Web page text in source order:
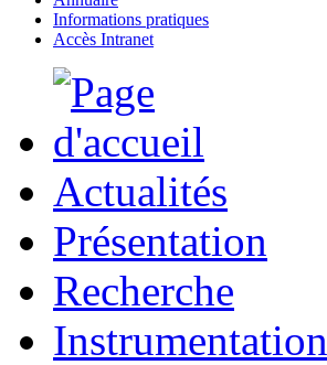
Informations pratiques
Accès Intranet
Actualités
Présentation
Recherche
Instrumentation